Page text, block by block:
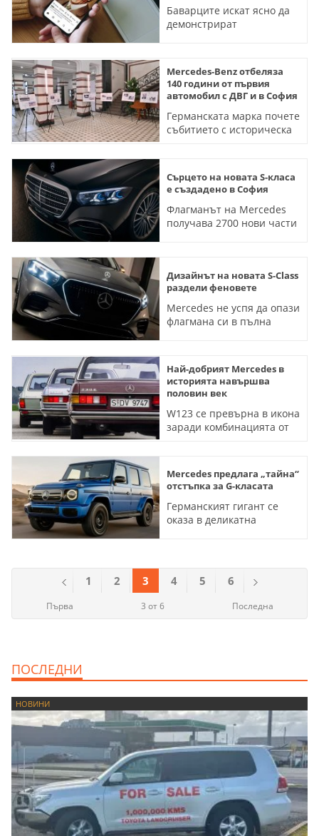
Баварците искат ясно да
демонстрират
Mercedes-Benz отбеляза
140 години от първия
автомобил с ДВГ и в София
Германската марка почете
събитието с историческа
Сърцето на новата S-класа
е създадено в София
Флагманът на Mercedes
получава 2700 нови части
Дизайнът на новата S-Class
раздели феновете
Mercedes не успя да опази
флагмана си в пълна
Най-добрият Mercedes в
историята навършва
половин век
W123 се превърна в икона
заради комбинацията от
Mercedes предлага „тайна“
отстъпка за G-класата
Германският гигант се
оказа в деликатна
3 от 6 Последна
1 2 3 4 5 6
Първа
ПОСЛЕДНИ
НОВИНИ